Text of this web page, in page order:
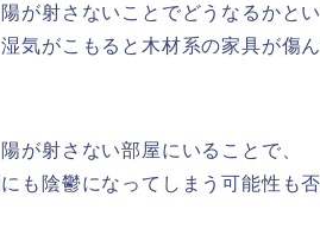
が射さないことでどうなるかと
気がこもると木材系の家具が傷
が射さない部屋にいることで、
も陰鬱になってしまう可能性も